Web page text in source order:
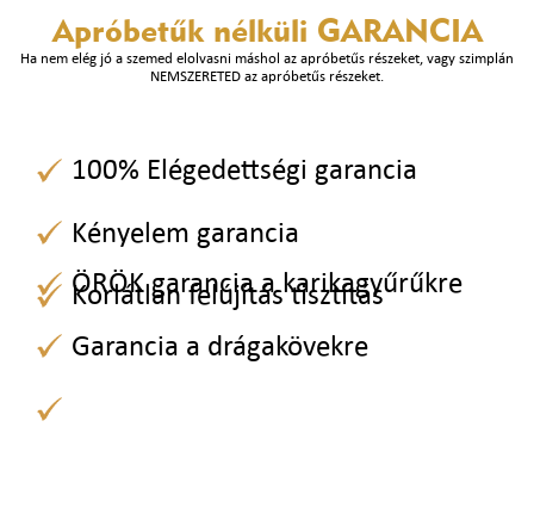
Apróbetűk nélküli GARANCIA
Ha nem elég jó a szemed elolvasni máshol az apróbetűs részeket, vagy szimplán
NEMSZERETED az apróbetűs részeket.
100% Elégedettségi garancia
Kényelem garancia
Korlátlan felújítás tisztítás
ÖRÖK garancia a karikagyűrűkre
Garancia a drágakövekre